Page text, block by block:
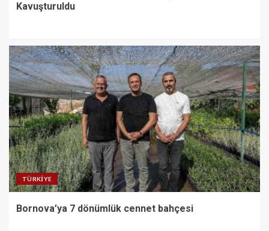
Kavuşturuldu
TÜRKIYE
Bornova’ya 7 dönümlük cennet bahçesi